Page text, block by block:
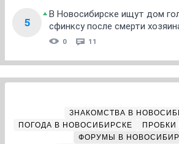
5
В Новосибирске ищут дом
сфинксу после смерти
0 11
ЗНАКОМСТВА В
ПОГОДА В НОВОСИБИРСКЕ
ПРОБКИ
ФОРУМЫ В